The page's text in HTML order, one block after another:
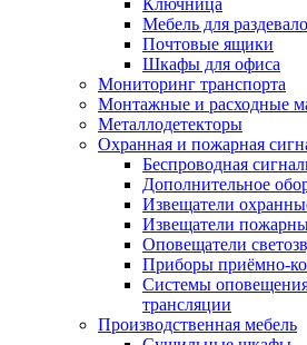
Ключница
Мебель для
Почтовые ящики
Шкафы для офиса
Мониторинг транспорта
Монтажные и расходные
Металлодетекторы
Охранная и пожарная
Беспроводная
Дополнительное
Извещатели
Извещатели
Оповещатели
Приборы приёмно-
Системы
трансляции
Производственная мебель